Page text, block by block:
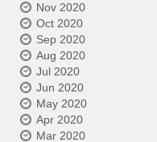
Nov 2020
Oct 2020
Sep 2020
Aug 2020
Jul 2020
Jun 2020
May 2020
Apr 2020
Mar 2020